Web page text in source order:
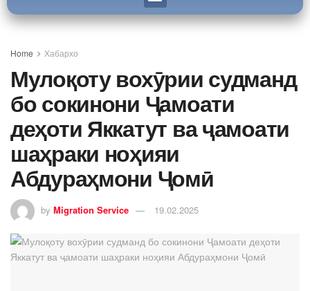
Home Хабархо
Мулоқоту вохӯрии судманд
бо сокинони Ҷамоати
деҳоти Яккатут ва ҷамоати
шаҳраки ноҳияи
Абдураҳмони Ҷомӣ
by Migration Service 19.02.2025